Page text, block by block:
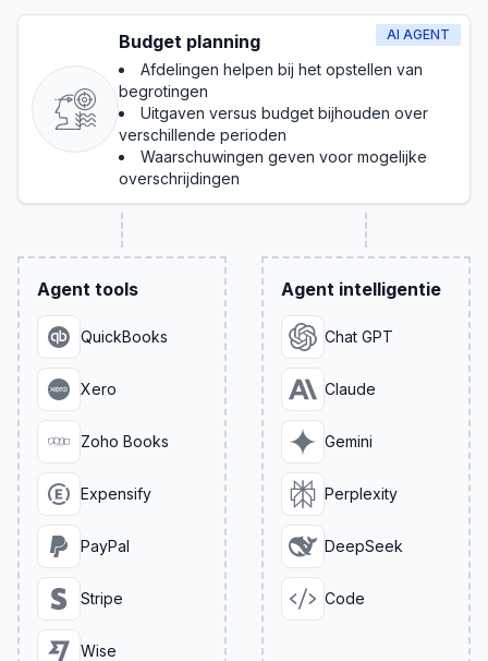
AI AGENT
Budget planning
Afdelingen helpen bij het opstellen van
begrotingen
Uitgaven versus budget bijhouden over
verschillende perioden
Waarschuwingen geven voor mogelijke
overschrijdingen
Agent tools
QuickBooks
Xero
Zoho Books
Expensify
PayPal
Stripe
Wise
Agent intelligentie
Chat GPT
Claude
Gemini
Perplexity
DeepSeek
Code